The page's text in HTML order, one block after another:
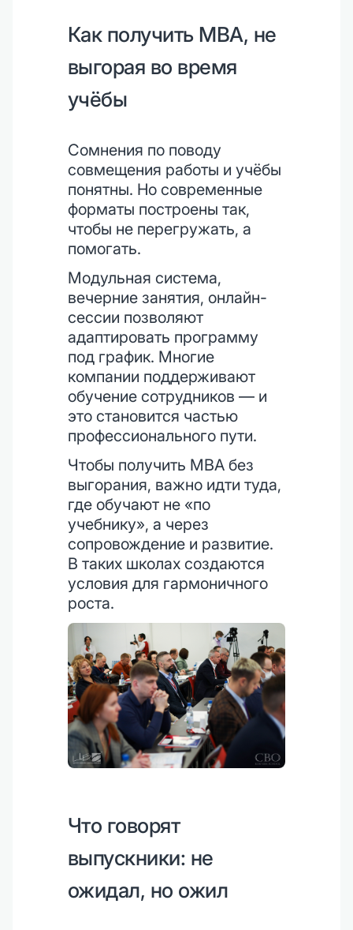
Как получить MBA, не
выгорая во время
учёбы
Сомнения по поводу
совмещения работы и учёбы
понятны. Но современные
форматы построены так,
чтобы не перегружать, а
помогать.
Модульная система,
вечерние занятия, онлайн-
сессии позволяют
адаптировать программу
под график. Многие
компании поддерживают
обучение сотрудников — и
это становится частью
профессионального пути.
Чтобы получить MBA без
выгорания, важно идти туда,
где обучают не «по
учебнику», а через
сопровождение и развитие.
В таких школах создаются
условия для гармоничного
роста.
Что говорят
выпускники: не
ожидал, но ожил